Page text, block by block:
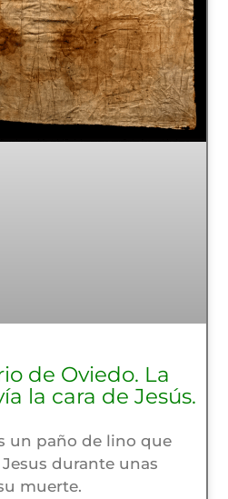
de Oviedo. La
la cara de Jesús.
un paño de lino que
durante unas
muerte.